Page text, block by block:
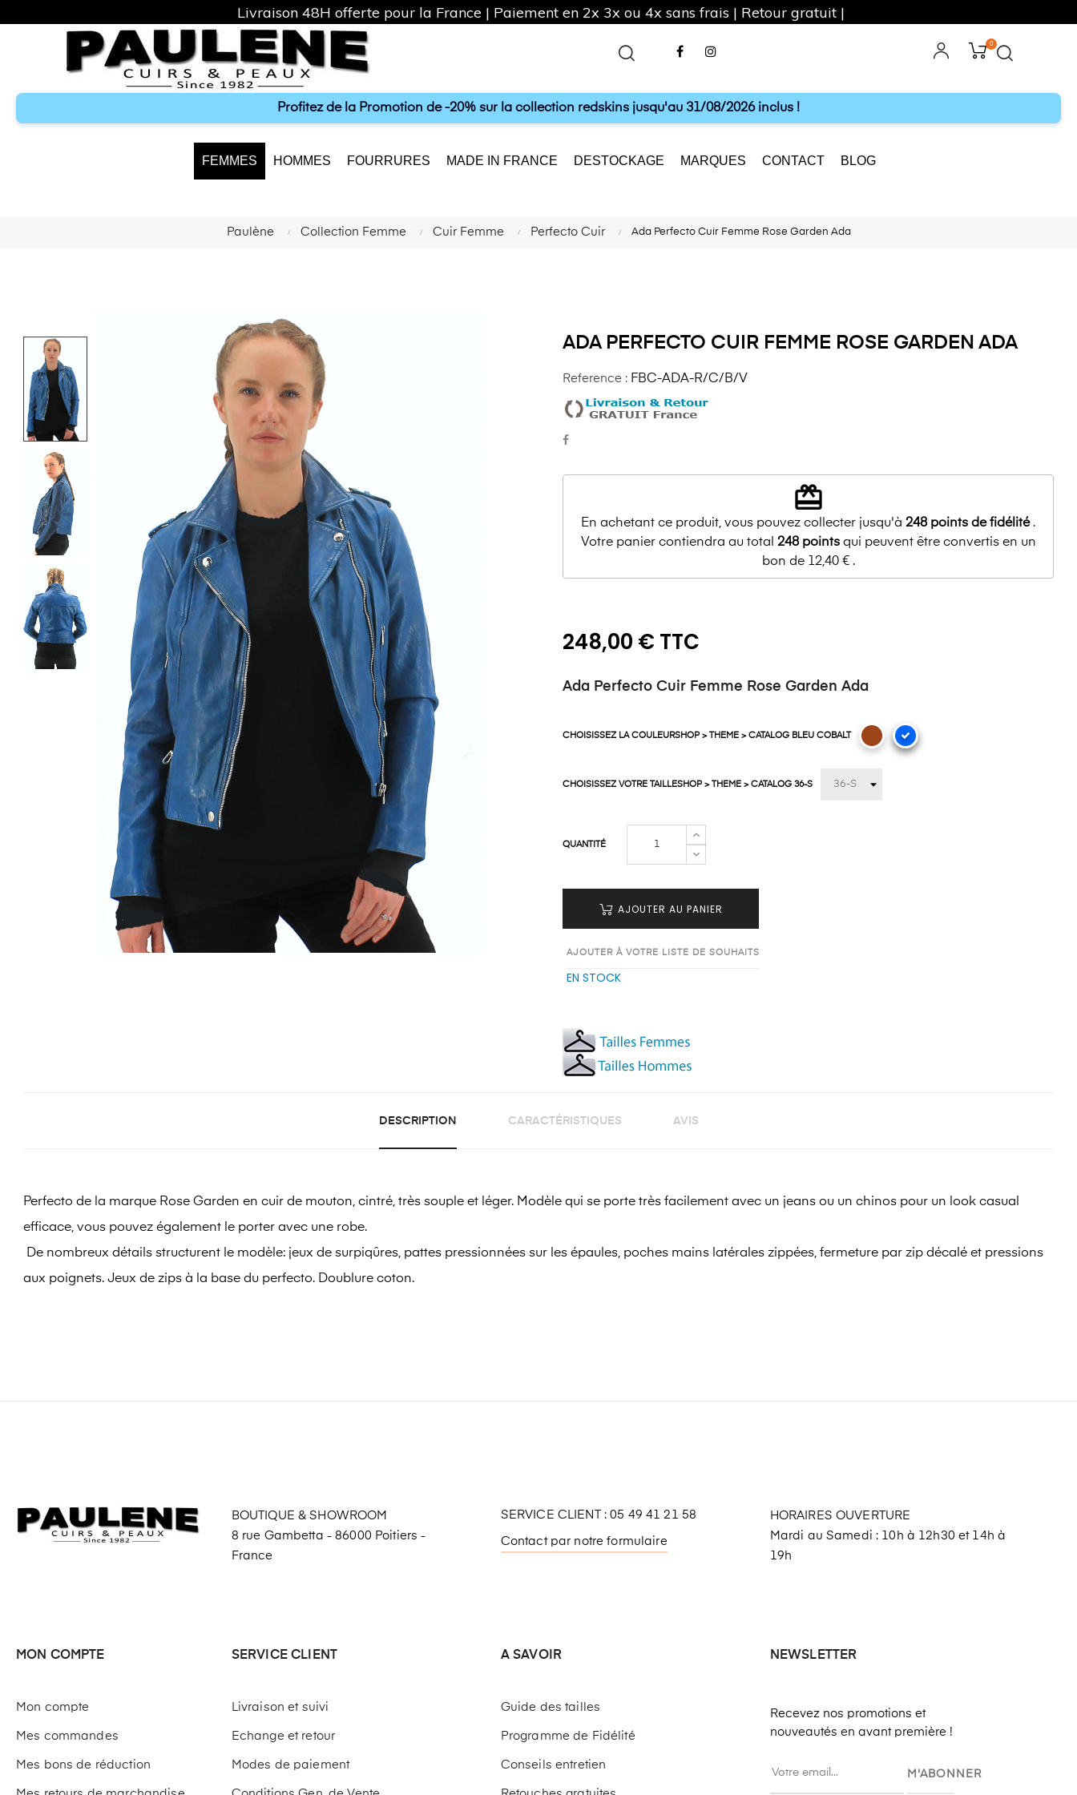
Facebook
0
Profitez de la Promotion de -20% sur la collection redskins jusqu'au 31/08/2026 inclus !
FEMMES HOMMES FOURRURES MADE IN FRANCE DESTOCKAGE MARQUES CONTACT BLOG
Paulène Collection Femme Cuir Femme Perfecto Cuir Ada Perfecto Cuir Femme Rose Garden Ada
ADA PERFECTO CUIR FEMME ROSE GARDEN ADA
Reference : FBC-ADA-R/C/B/V
redeem
En achetant ce produit, vous pouvez collecter jusqu'à 248 points de fidélité.
Votre panier contiendra au total 248pointsqui peuvent être convertis en un
bon de 12,40 €.
248,00 € TTC
Ada Perfecto Cuir Femme Rose Garden Ada
CHOISISSEZ LA COULEURSHOP > THEME > CATALOG BLEU COBALT
CHOISISSEZ VOTRE TAILLESHOP > THEME > CATALOG 36-S
QUANTITÉ
AJOUTER AU PANIER
AJOUTER À VOTRE LISTE DE SOUHAITS
EN STOCK
DESCRIPTION CARACTÉRISTIQUES AVIS
Perfecto de la marque Rose Garden en cuir de mouton, cintré, très souple et léger. Modèle qui se porte très facilement avec un jeans ou un chinos pour un look casual
efficace, vous pouvez également le porter avec une robe.
De nombreux détails structurent le modèle: jeux de surpiqûres, pattes pressionnées sur les épaules, poches mains latérales zippées, fermeture par zip décalé et pressions
aux poignets. Jeux de zips à la base du perfecto. Doublure coton.
BOUTIQUE & SHOWROOM
8 rue Gambetta - 86000 Poitiers -
France
SERVICE CLIENT : 05 49 41 21 58
Contact par notre formulaire
HORAIRES OUVERTURE
Mardi au Samedi : 10h à 12h30 et 14h à
19h
MON COMPTE
Mon compte
Mes commandes
Mes bons de réduction
SERVICE CLIENT
Livraison et suivi
Echange et retour
Modes de paiement
A SAVOIR
Guide des tailles
Programme de Fidélité
Conseils entretien
NEWSLETTER
Recevez nos promotions et
nouveautés en avant première !
M'ABONNER
Livraison 48H offerte pour la France | Paiement en 2x 3x ou 4x sans frais | Retour gratuit |